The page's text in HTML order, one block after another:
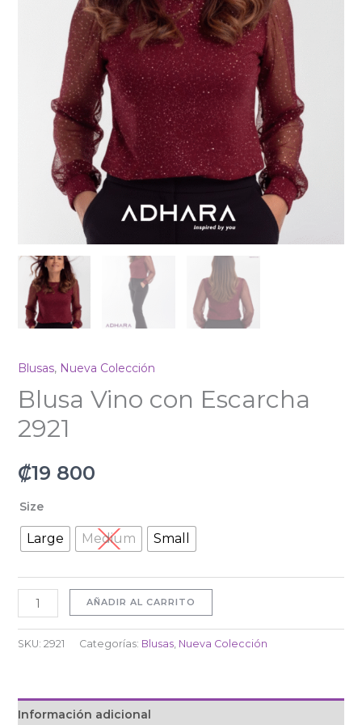
Blusas, Nueva Colección
Blusa Vino con Escarcha
2921
₡19 800
Size
Large Medium Small
AÑADIR AL CARRITO
SKU: 2921 Categorías: Blusas, Nueva Colección
Información adicional